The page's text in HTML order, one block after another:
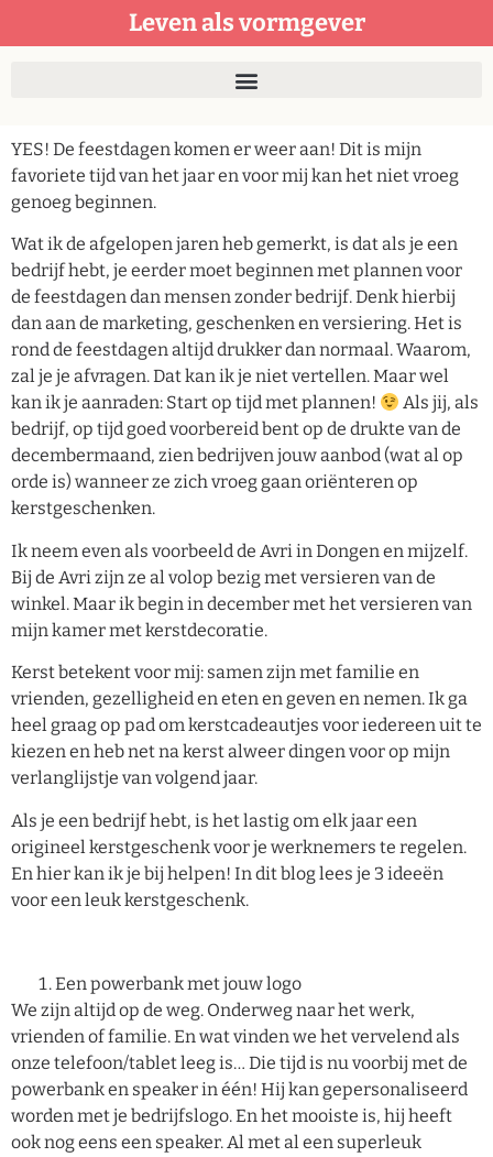
Leven als vormgever
YES! De feestdagen komen er weer aan! Dit is mijn
favoriete tijd van het jaar en voor mij kan het niet vroeg
genoeg beginnen.
Wat ik de afgelopen jaren heb gemerkt, is dat als je een
bedrijf hebt, je eerder moet beginnen met plannen voor
de feestdagen dan mensen zonder bedrijf. Denk hierbij
dan aan de marketing, geschenken en versiering. Het is
rond de feestdagen altijd drukker dan normaal. Waarom,
zal je je afvragen. Dat kan ik je niet vertellen. Maar wel
kan ik je aanraden: Start op tijd met plannen!
Als jij, als
bedrijf, op tijd goed voorbereid bent op de drukte van de
decembermaand, zien bedrijven jouw aanbod (wat al op
orde is) wanneer ze zich vroeg gaan oriënteren op
kerstgeschenken.
Ik neem even als voorbeeld de Avri in Dongen en mijzelf.
Bij de Avri zijn ze al volop bezig met versieren van de
winkel. Maar ik begin in december met het versieren van
mijn kamer met kerstdecoratie.
Kerst betekent voor mij: samen zijn met familie en
vrienden, gezelligheid en eten en geven en nemen. Ik ga
heel graag op pad om kerstcadeautjes voor iedereen uit te
kiezen en heb net na kerst alweer dingen voor op mijn
verlanglijstje van volgend jaar.
Als je een bedrijf hebt, is het lastig om elk jaar een
origineel kerstgeschenk voor je werknemers te regelen.
En hier kan ik je bij helpen! In dit blog lees je 3 ideeën
voor een leuk kerstgeschenk.
Een powerbank met jouw logo
We zijn altijd op de weg. Onderweg naar het werk,
vrienden of familie. En wat vinden we het vervelend als
onze telefoon/tablet leeg is… Die tijd is nu voorbij met de
powerbank en speaker in één! Hij kan gepersonaliseerd
worden met je bedrijfslogo. En het mooiste is, hij heeft
ook nog eens een speaker. Al met al een superleuk